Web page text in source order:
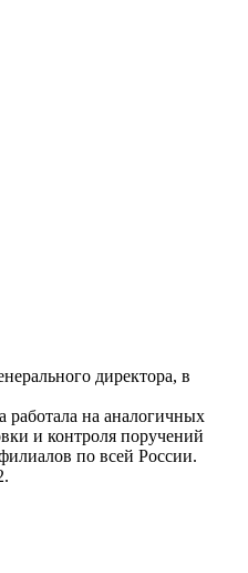
директора, в
работала на аналогичных
и контроля поручений
по всей России.